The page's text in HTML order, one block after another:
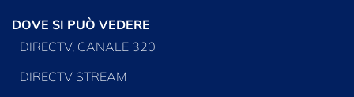
DOVE SI PUÒ VEDERE
DIRECTV, CANALE 320
DIRECTV STREAM